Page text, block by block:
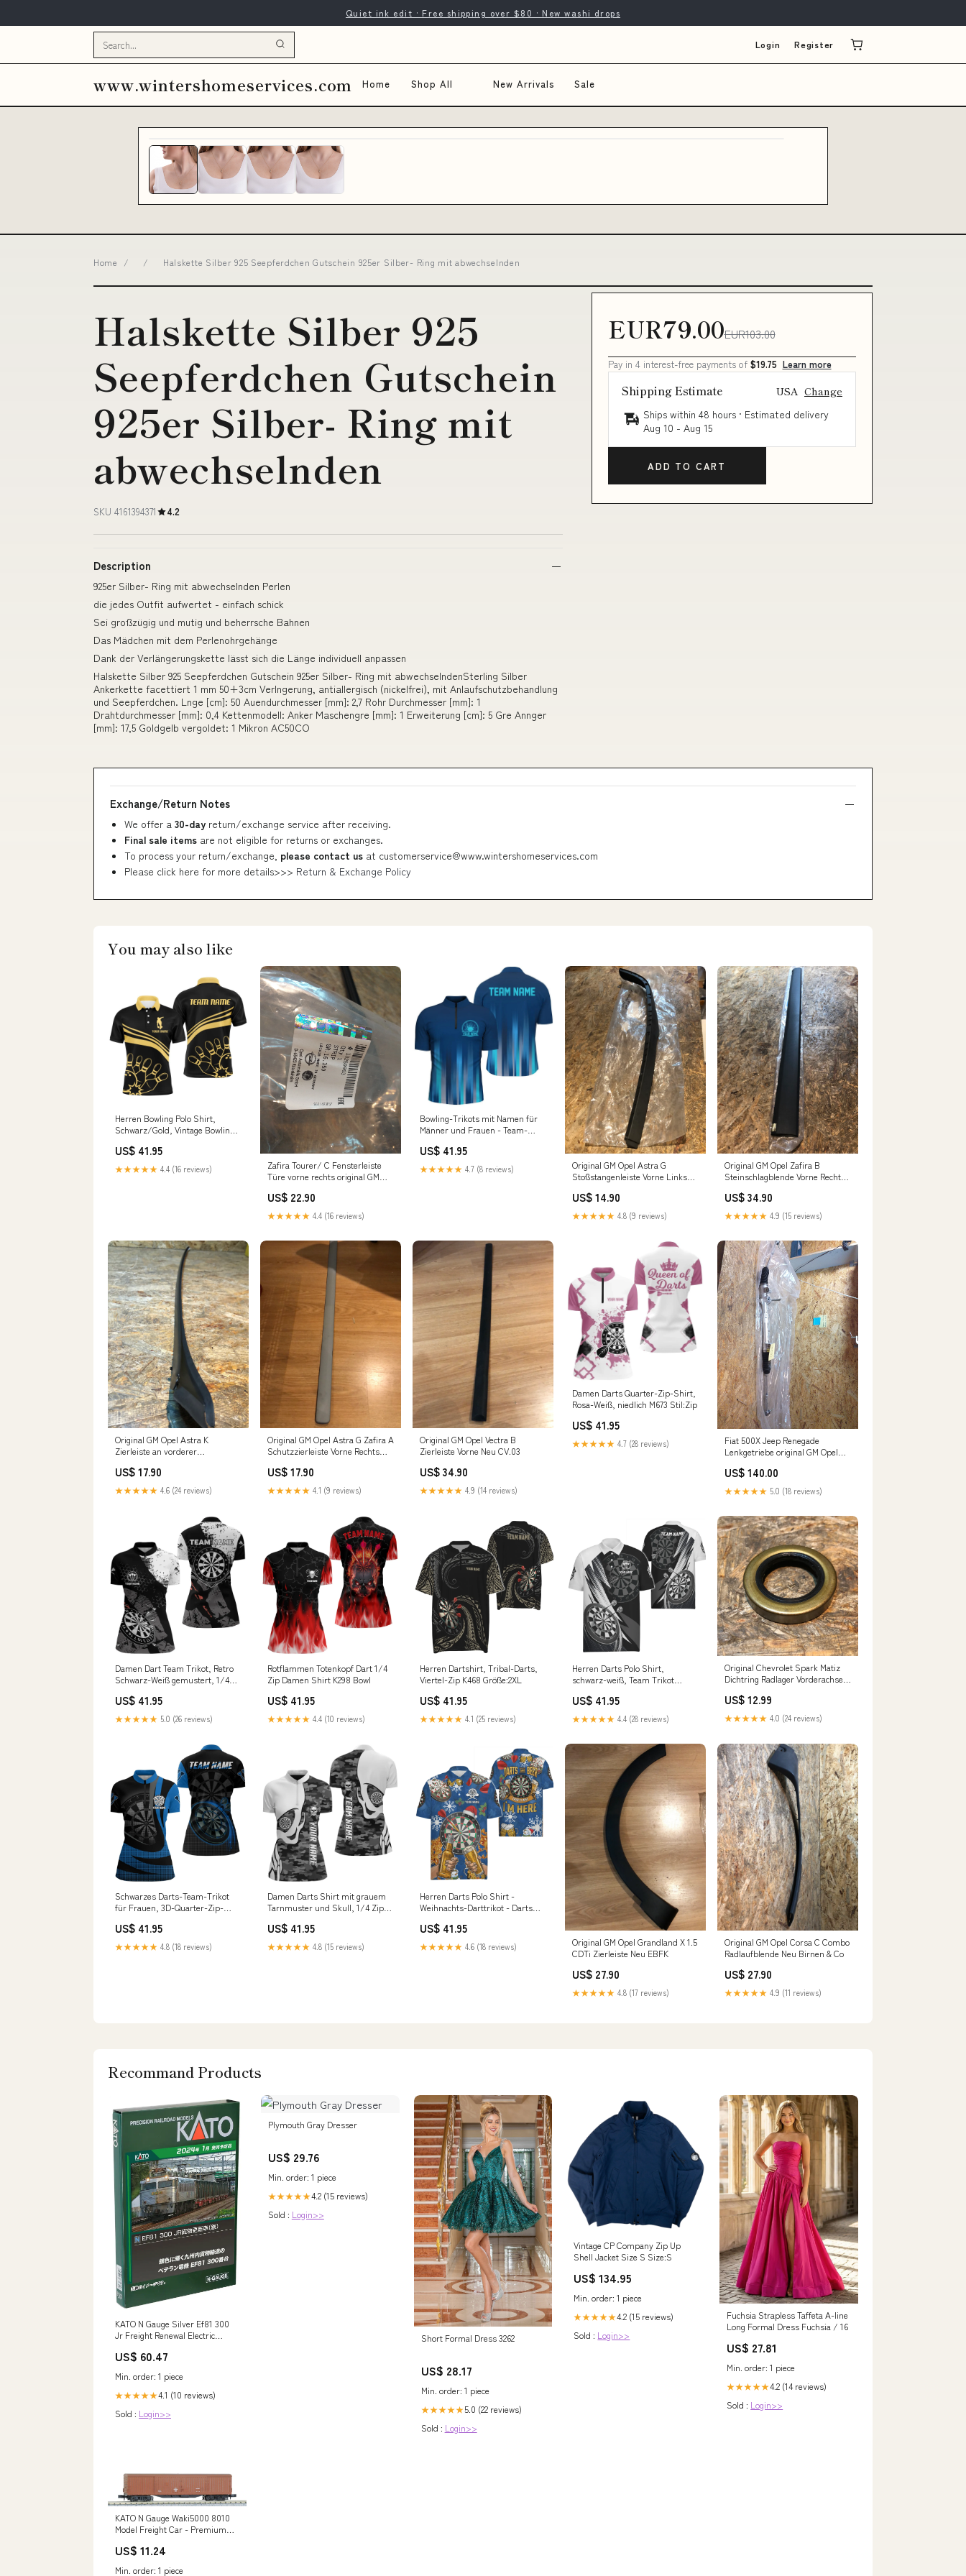
Quiet ink edit · Free shipping over $80 · New washi drops
Login Register
www.wintershomeservices.com Home Shop All New Arrivals Sale
Home / / Halskette Silber 925 Seepferdchen Gutschein 925er Silber- Ring mit abwechselnden
Halskette Silber 925
Seepferdchen Gutschein
925er Silber- Ring mit
abwechselnden
SKU 4161394371 4.2
Description
925er Silber- Ring mit abwechselnden Perlen
die jedes Outfit aufwertet - einfach schick
Sei großzügig und mutig und beherrsche Bahnen
Das Mädchen mit dem Perlenohrgehänge
Dank der Verlängerungskette lässt sich die Länge individuell anpassen
Halskette Silber 925 Seepferdchen Gutschein 925er Silber- Ring mit abwechselndenSterling Silber
Ankerkette facettiert 1 mm 50+3cm Verlngerung, antiallergisch (nickelfrei), mit Anlaufschutzbehandlung
und Seepferdchen. Lnge [cm]: 50 Auendurchmesser [mm]: 2,7 Rohr Durchmesser [mm]: 1
Drahtdurchmesser [mm]: 0,4 Kettenmodell: Anker Maschengre [mm]: 1 Erweiterung [cm]: 5 Gre Annger
[mm]: 17,5 Goldgelb vergoldet: 1 Mikron AC50CO
EUR79.00EUR103.00
Pay in 4 interest-free payments of $19.75 Learn more
Shipping Estimate USA Change
Ships within 48 hours · Estimated delivery
Aug 10 - Aug 15
ADD TO CART
Exchange/Return Notes
We offer a 30-day return/exchange service after receiving.
Final sale items are not eligible for returns or exchanges.
To process your return/exchange, please contact us at customerservice@www.wintershomeservices.com
Please click here for more details>>> Return & Exchange Policy
You may also like
Herren Bowling Polo Shirt,
Schwarz/Gold, Vintage Bowling
US$ 41.95
★★★★★ 4.4 (16 reviews)
Zafira Tourer/ C Fensterleiste
Türe vorne rechts original GM
US$ 22.90
★★★★★ 4.4 (16 reviews)
Bowling-Trikots mit Namen für
Männer und Frauen - Team-
US$ 41.95
★★★★★ 4.7 (8 reviews)
Original GM Opel Astra G
Stoßstangenleiste Vorne Links
US$ 14.90
★★★★★ 4.8 (9 reviews)
Original GM Opel Zafira B
Steinschlagblende Vorne Rechts
US$ 34.90
★★★★★ 4.9 (15 reviews)
Original GM Opel Astra K
Zierleiste an vorderer
Giulia
US$ 17.90
★★★★★ 4.6 (24 reviews)
Original GM Opel Astra G Zafira A
Schutzzierleiste Vorne Rechts
US$ 17.90
★★★★★ 4.1 (9 reviews)
Original GM Opel Vectra B
Zierleiste Vorne Neu CV.03
US$ 34.90
★★★★★ 4.9 (14 reviews)
Damen Darts Quarter-Zip-Shirt,
Rosa-Weiß, niedlich M673 Stil:Zip
US$ 41.95
★★★★★ 4.7 (28 reviews)
Fiat 500X Jeep Renegade
Lenkgetriebe original GM Opel
US$ 140.00
★★★★★ 5.0 (18 reviews)
Damen Dart Team Trikot, Retro
Schwarz-Weiß gemustert, 1/4
US$ 41.95
★★★★★ 5.0 (26 reviews)
Rotflammen Totenkopf Dart 1/4
Zip Damen Shirt K298 Bowl
US$ 41.95
★★★★★ 4.4 (10 reviews)
Herren Dartshirt, Tribal-Darts,
Viertel-Zip K468 Größe:2XL
US$ 41.95
★★★★★ 4.1 (25 reviews)
Herren Darts Polo Shirt,
schwarz-weiß, Team Trikot
US$ 41.95
★★★★★ 4.4 (28 reviews)
Original Chevrolet Spark Matiz
Dichtring Radlager Vorderachse
US$ 12.99
★★★★★ 4.0 (24 reviews)
Schwarzes Darts-Team-Trikot
für Frauen, 3D-Quarter-Zip-
US$ 41.95
★★★★★ 4.8 (18 reviews)
Damen Darts Shirt mit grauem
Tarnmuster und Skull, 1/4 Zip
US$ 41.95
★★★★★ 4.8 (15 reviews)
Herren Darts Polo Shirt -
Weihnachts-Darttrikot - Darts
US$ 41.95
★★★★★ 4.6 (18 reviews)
Original GM Opel Grandland X 1.5
CDTi Zierleiste Neu EBFK
US$ 27.90
★★★★★ 4.8 (17 reviews)
Original GM Opel Corsa C Combo
Radlaufblende Neu Birnen & Co
US$ 27.90
★★★★★ 4.9 (11 reviews)
Recommand Products
KATO N Gauge Silver Ef81 300
Jr Freight Renewal Electric
3 Character_Asuka Langley
US$ 60.47
Min. order: 1 piece
★★★★★4.1 (10 reviews)
Sold : Login>>
Plymouth Gray Dresser
US$ 29.76
Min. order: 1 piece
★★★★★4.2 (15 reviews)
Sold : Login>>
Short Formal Dress 3262
US$ 28.17
Min. order: 1 piece
★★★★★5.0 (22 reviews)
Sold : Login>>
Vintage CP Company Zip Up
Shell Jacket Size S Size:S
US$ 134.95
Min. order: 1 piece
★★★★★4.2 (15 reviews)
Sold : Login>>
Fuchsia Strapless Taffeta A-line
Long Formal Dress Fuchsia / 16
US$ 27.81
Min. order: 1 piece
★★★★★4.2 (14 reviews)
Sold : Login>>
KATO N Gauge Waki5000 8010
Model Freight Car - Premium
Features_Binder
US$ 11.24
Min. order: 1 piece